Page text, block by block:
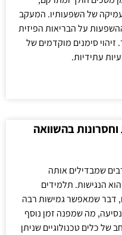
של השפעותיו. המעקב
על הבריאות הפיזית
סימנים מוקדמים של
עתידיות.
בהשוואה
שמבדילים אותה
הנגישות. תלמידים
דבר שמאפשר גמישות רבה
מה שמפנה זמן נוסף
של כלים טכנולוגיים שניתן